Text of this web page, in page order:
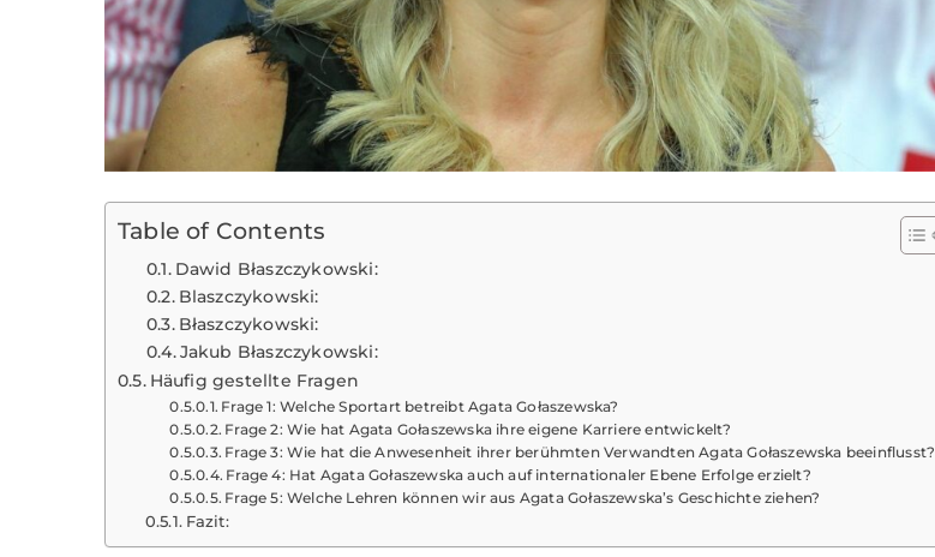
Table of Contents
Dawid Błaszczykowski:
Blaszczykowski:
Błaszczykowski:
Jakub Błaszczykowski:
Häufig gestellte Fragen
Frage 1: Welche Sportart betreibt Agata Gołaszewska?
Frage 2: Wie hat Agata Gołaszewska ihre eigene Karriere entwickelt?
Frage 3: Wie hat die Anwesenheit ihrer berühmten Verwandten Agata Gołaszewska beeinflusst?
Frage 4: Hat Agata Gołaszewska auch auf internationaler Ebene Erfolge erzielt?
Frage 5: Welche Lehren können wir aus Agata Gołaszewska’s Geschichte ziehen?
Fazit: